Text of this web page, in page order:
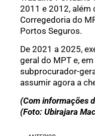
2011 e 2012, além
Corregedoria do
Portos Seguros.
De 2021 a 2025,
geral do MPT e,
subprocurador-
assumir agora a
(Com informações
(Foto: Ubirajara